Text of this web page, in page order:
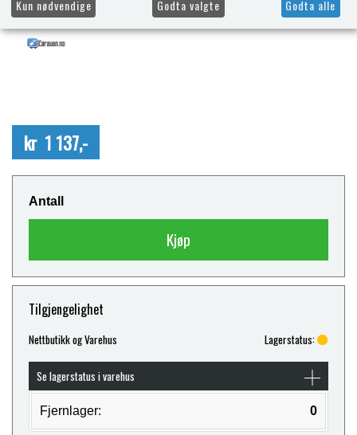
kr 1 137,-
Antall
Kjøp
Tilgjengelighet
Nettbutikk og Varehus Lagerstatus:
Se lagerstatus i varehus
Fjernlager: 0
Kun nødvendige Godta valgte Godta alle